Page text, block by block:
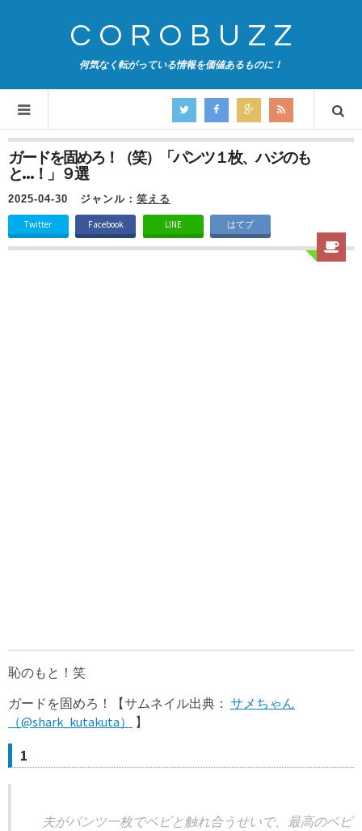
COROBUZZ
何気なく転がっている情報を価値あるものに！
ガードを固めろ！（笑）「パンツ１枚、ハジのも
と…！」９選
2025-04-30 ジャンル： 笑える
Twitter Facebook LINE はてブ
恥のもと！笑
ガードを固めろ！【サムネイル出典： サメちゃん
（@shark_kutakuta）
】
1
夫がパンツ一枚でベビと触れ合うせいで、最高のベビ